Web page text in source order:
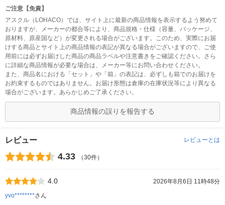
ご注意【免責】
アスクル（LOHACO）では、サイト上に最新の商品情報を表示するよう努めて
おりますが、メーカーの都合等により、商品規格・仕様（容量、パッケージ、
原材料、原産国など）が変更される場合がございます。このため、実際にお届
けする商品とサイト上の商品情報の表記が異なる場合がございますので、ご使
用前には必ずお届けした商品の商品ラベルや注意書きをご確認ください。さら
に詳細な商品情報が必要な場合は、メーカー等にお問い合わせください。
また、商品名における「セット」や「箱」の表記は、必ずしも箱でのお届けを
お約束するものではありません。お届け形態は倉庫の在庫状況等により異なる
場合がございます。あらかじめご了承ください。
商品情報の誤りを報告する
レビュー レビューとは
4.33 （30件）
4.0
2026年8月6日 11時48分
yvo********さん